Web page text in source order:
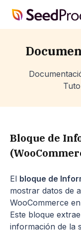
SeedProd
Bloque de
El bloque de
mostrar datos de
WooCommerce
Este bloque
información de la